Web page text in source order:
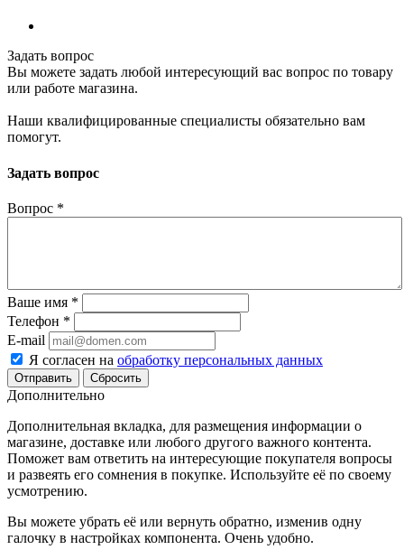
Задать вопрос
Вы можете задать любой интересующий вас вопрос по товару
или работе магазина.
Наши квалифицированные специалисты обязательно вам
помогут.
Задать вопрос
Вопрос *
Ваше имя *
Телефон *
E-mail
Я согласен на обработку персональных данных
Сбросить
Дополнительно
Дополнительная вкладка, для размещения информации о
магазине, доставке или любого другого важного контента.
Поможет вам ответить на интересующие покупателя вопросы
и развеять его сомнения в покупке. Используйте её по своему
усмотрению.
Вы можете убрать её или вернуть обратно, изменив одну
галочку в настройках компонента. Очень удобно.